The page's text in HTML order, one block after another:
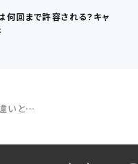
回まで許容される？キャ
【面接対策】退職理由と転職理由の違いとは？面接で評価される答え方